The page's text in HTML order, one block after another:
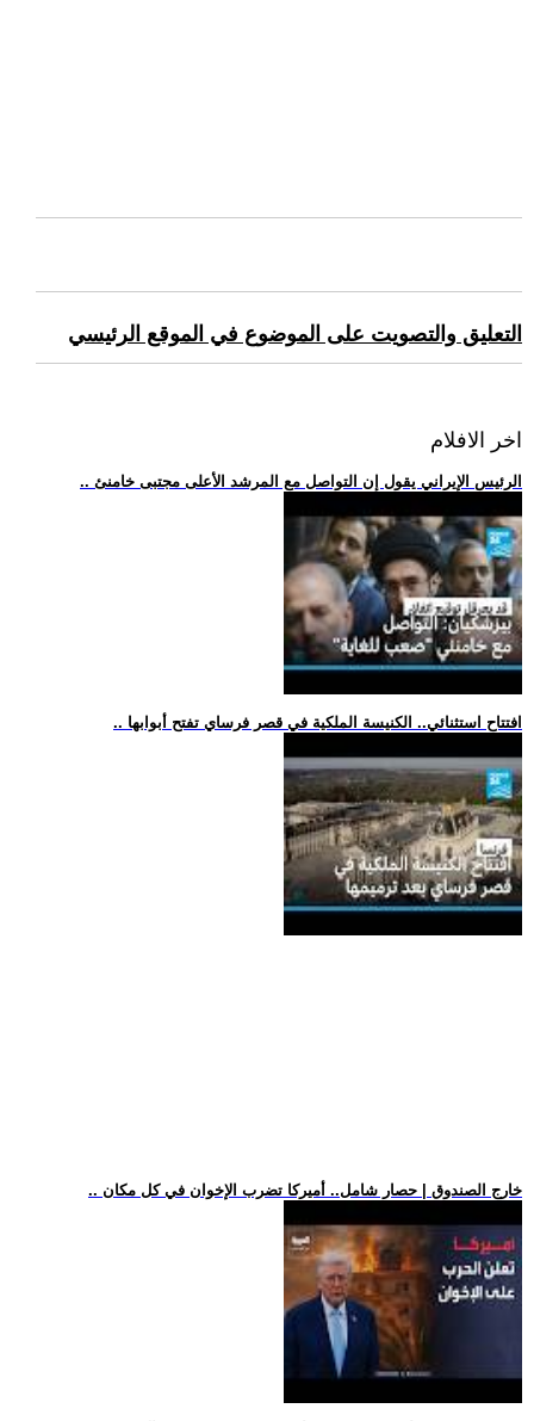
التعليق والتصويت على الموضوع في الموقع الرئيسي
اخر الافلام
.. الرئيس الإيراني يقول إن التواصل مع المرشد الأعلى مجتبى خامنئ
.. افتتاح استثنائي.. الكنيسة الملكية في قصر فرساي تفتح أبوابها
.. خارج الصندوق | حصار شامل.. أميركا تضرب الإخوان في كل مكان